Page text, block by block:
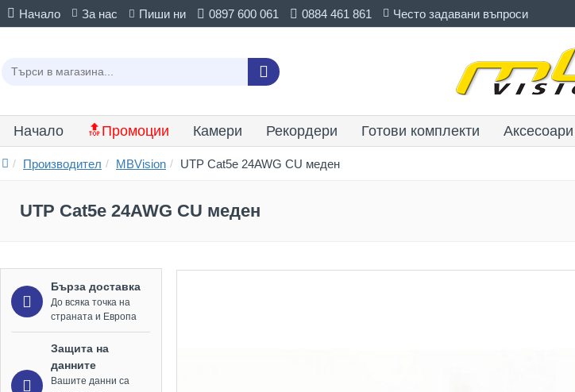
Начало За нас Пиши ни 0897 600 061 0884 461 861 Често задавани въпроси
Начало 🔝Промоции Камери Рекордери Готови комплекти Аксесоари
Производител MBVision UTP Cat5e 24AWG CU меден
UTP Cat5e 24AWG CU меден
Бърза доставка
До всяка точка на
страната и Европа
Защита на
данните
Вашите данни са